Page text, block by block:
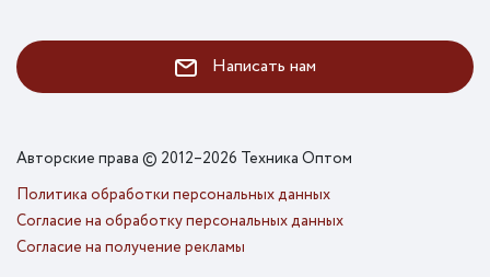
Написать нам
Авторские права © 2012–2026 Техника Оптом
Политика обработки персональных данных
Согласие на обработку персональных данных
Согласие на получение рекламы